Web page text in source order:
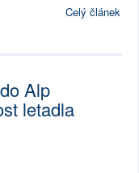
Celý článek
Alp
letadla